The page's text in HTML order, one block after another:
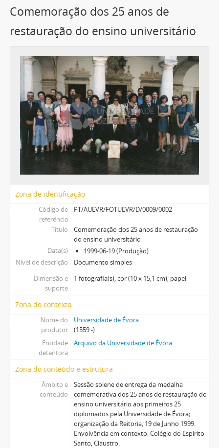
Comemoração dos 25 anos de
restauração do ensino universitário
Zona de identificação
Código de
referência
PT/AUEVR/FOTUEVR/D/0009/0002
Título
Comemoração dos 25 anos de restauração
do ensino universitário
Data(s)
1999-06-19 (Produção)
Nível de descrição
Documento simples
Dimensão e
suporte
1 fotografia(s), cor (10 x 15,1 cm); papel
Zona do contexto
Nome do
produtor
Universidade de Évora
(1559 -)
Entidade
detentora
Arquivo da Universidade de Évora
Zona do conteúdo e estrutura
Âmbito e
conteúdo
Sessão solene de entrega da medalha
comemorativa dos 25 anos de restauração do
ensino universitário aos primeiros 25
diplomados pela Universidade de Évora;
organização da Reitoria, 19 de Junho 1999.
Envolvência em contexto: Colégio do Espírito
Santo, Claustro.